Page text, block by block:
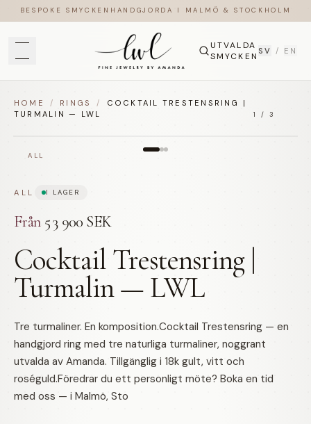
BESPOKE SMYCKEN HANDGJORDA I MALMÖ & STOCKHOLM
UTVALDA
SMYCKEN SV / EN
HOME / RINGS /
COCKTAIL TRESTENSRING |
TURMALIN — LWL
ALL
1 / 3
ALL I LAGER
Från 53 900 SEK
Cocktail Trestensring |
Turmalin — LWL
Tre turmaliner. En komposition.Cocktail Trestensring — en
handgjord ring med tre naturliga turmaliner, noggrant
utvalda av Amanda. Tillgänglig i 18k gult, vitt och
roséguld.Föredrar du ett personligt möte? Boka en tid
med oss — i Malmö, Sto